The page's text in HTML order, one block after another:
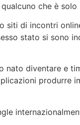
che è
siti di incontri
stato si sono
diventare e
produrre